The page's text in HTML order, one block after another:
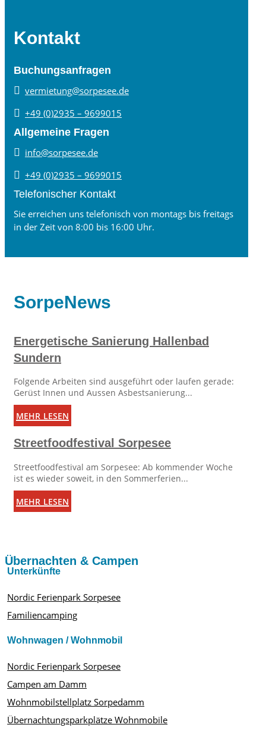
Kontakt
Buchungsanfragen
 vermietung@sorpesee.de
 +49 (0)2935 – 9699015
Allgemeine Fragen
 info@sorpesee.de
 +49 (0)2935 – 9699015
Telefonischer Kontakt
Sie erreichen uns telefonisch von montags bis freitags
in der Zeit von 8:00 bis 16:00 Uhr.
SorpeNews
Energetische Sanierung Hallenbad
Sundern
Folgende Arbeiten sind ausgeführt oder laufen gerade:
Gerüst Innen und Aussen Asbestsanierung...
mehr lesen
Streetfoodfestival Sorpesee
Streetfoodfestival am Sorpesee: Ab kommender Woche
ist es wieder soweit, in den Sommerferien...
mehr lesen
Übernachten & Campen
Unterkünfte
Nordic Ferienpark Sorpesee
Familiencamping
Wohnwagen / Wohnmobil
Nordic Ferienpark Sorpesee
Campen am Damm
Wohnmobilstellplatz Sorpedamm
Übernachtungsparkplätze Wohnmobile